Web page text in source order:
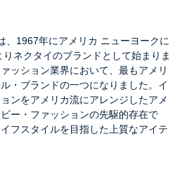
、1967年にアメリカ ニューヨークに
ネクタイのブランドとして始まりま
ッション業界において、最もアメリ
・ブランドの一つになりました。イ
ンをアメリカ流にアレンジしたアメ
ー・ファッションの先駆的存在で
フスタイルを目指した上質なアイテ